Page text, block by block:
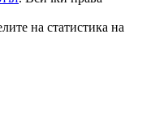
на статистика на